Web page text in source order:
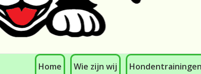
Home Wie zijn wij Hondentrainingen